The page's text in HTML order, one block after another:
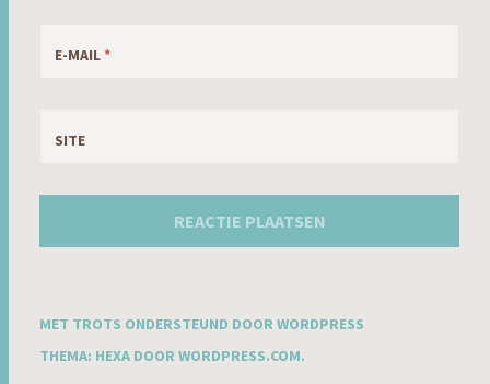
E-MAIL*
SITE
MET TROTS ONDERSTEUND DOOR WORDPRESS
THEMA: HEXA DOOR WORDPRESS.COM.